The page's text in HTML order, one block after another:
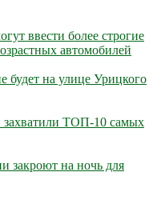
ввести более строгие
автомобилей
будет на улице Урицкого
захватили ТОП-10 самых
закроют на ночь для